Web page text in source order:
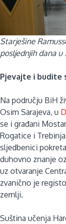
Starješine
posljednjih dana u
Pjevajte i budite
Na području BiH
Osim Sarajeva, u
se i građani
Rogatice i
sljedbenici
duhovno znanje
uz otvaranje
zvanično je
zemlji.
Suština učenja